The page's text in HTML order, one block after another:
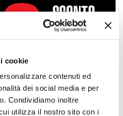
cookie
contenuti ed
dei social media e per
Condividiamo inoltre
utilizza il nostro sito con i